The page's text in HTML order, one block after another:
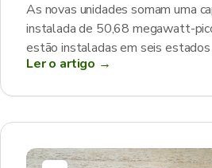
As novas unidades somam uma
instalada de 50,68 megawatt-
estão instaladas em seis
Ler o artigo →